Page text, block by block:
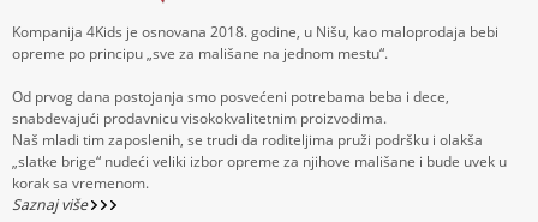
Kompanija 4Kids je osnovana 2018. godine, u Nišu, kao maloprodaja bebi
opreme po principu „sve za mališane na jednom mestu“.
Od prvog dana postojanja smo posvećeni potrebama beba i dece,
snabdevajući prodavnicu visokokvalitetnim proizvodima.
Naš mladi tim zaposlenih, se trudi da roditeljima pruži podršku i olakša
„slatke brige“ nudeći veliki izbor opreme za njihove mališane i bude uvek u
korak sa vremenom.
Saznaj više